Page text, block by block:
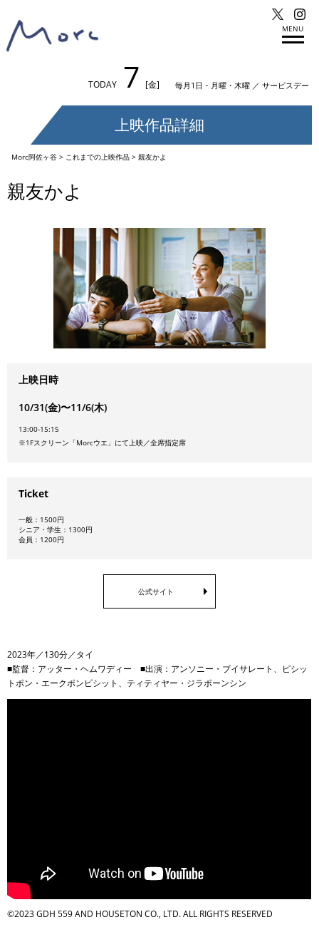
MENU
TODAY 7 [金] 毎月1日・月曜・木曜 ／ サービスデー
上映作品詳細
Morc阿佐ヶ谷> これまでの上映作品> 親友かよ
親友かよ
上映日時
10/31(金)〜11/6(木)
13:00-15:15
※1Fスクリーン「Morcウエ」にて上映／全席指定席
Ticket
一般：1500円
シニア・学生：1300円
会員：1200円
公式サイト
2023年／130分／タイ
■監督：アッター・ヘムワディー ■出演：アンソニー・ブイサレート、ピシッ
トポン・エークポンピシット、ティティヤー・ジラポーンシン
©2023 GDH 559 AND HOUSETON CO., LTD. ALL RIGHTS RESERVED